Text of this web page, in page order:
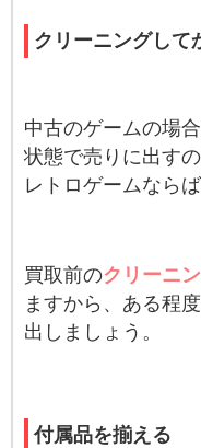
クリーニングして
中古のゲームの場
状態で売りに出す
レトロゲームなら
買取前のクリーニ
ますから、ある程
出しましょう。
付属品を揃える